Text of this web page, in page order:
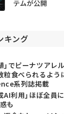
テムが公開
キング
」でピーナツアレ
粒食べられるよ
系列誌掲載
AI利用」ほぼ全
も